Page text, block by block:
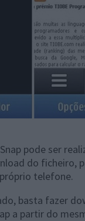
pode ser
do ficheiro,
telefone.
basta fazer
a partir do